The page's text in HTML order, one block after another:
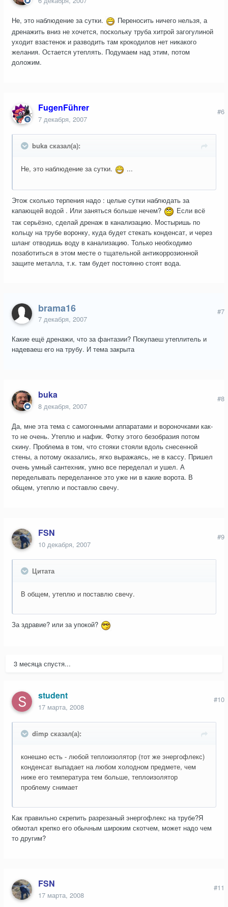
Не, это наблюдение за сутки.
Переносить ничего нельзя, а
дренажить вниз не хочется, поскольку труба хитрой загогулиной
уходит взастенок и разводить там крокодилов нет никакого
желания. Остается утеплять. Подумаем над этим, потом
доложим.
FugenFührer
7 декабря, 2007
#6
buka сказал(а):
Не, это наблюдение за сутки. ...
Этож сколько терпения надо : целые сутки наблюдать за
капающей водой . Или заняться больше нечем?
Если всё
так серьёзно, сделай дренаж в канализацию. Мостыришь по
кольцу на трубе воронку, куда будет стекать конденсат, и через
шланг отводишь воду в канализацию. Только необходимо
позаботиться в этом месте о тщательной антикоррозионной
защите металла, т.к. там будет постоянно стоят вода.
brama16
7 декабря, 2007
#7
Какие ещё дренажи, что за фантазии? Покупаеш утеплитель и
надеваеш его на трубу. И тема закрыта
buka
8 декабря, 2007
#8
Да, мне эта тема с самогонными аппаратами и вороночками как-
то не очень. Утеплю и нафик. Фотку этого безобразия потом
скину. Проблема в том, что стояки стояли вдоль снесенной
стены, а потому оказались, ягко выражаясь, не в кассу. Пришел
очень умный сантехник, умно все переделал и ушел. А
переделывать переделанное это уже ни в какие ворота. В
общем, утеплю и поставлю свечу.
FSN
10 декабря, 2007
#9
Цитата
В общем, утеплю и поставлю свечу.
За здравие? или за упокой?
3 месяца спустя...
student
17 марта, 2008
#10
dimp сказал(а):
конешно есть - любой теплоизолятор (тот же энергофлекс)
конденсат выпадает на любом холодном предмете, чем
ниже его температура тем больше, теплоизолятор
проблему снимает
Как правильно скрепить разрезаный энергофлекс на трубе?Я
обмотал крепко его обычным широким скотчем, может надо чем
то другим?
FSN
17 марта, 2008
#11